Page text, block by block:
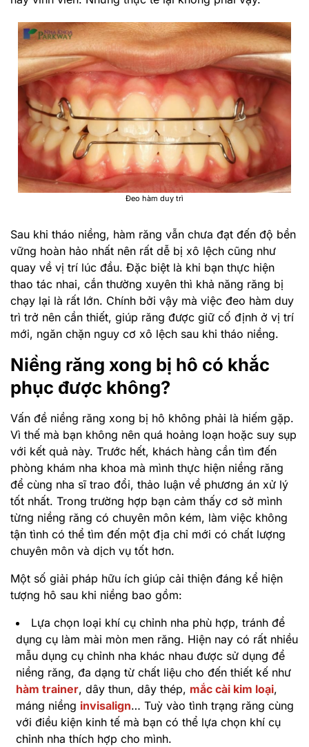
Đeo hàm duy trì
Sau khi tháo niềng, hàm răng vẫn chưa đạt đến độ bền
vững hoàn hảo nhất nên rất dễ bị xô lệch cũng như
quay về vị trí lúc đầu. Đặc biệt là khi bạn thực hiện
thao tác nhai, cắn thường xuyên thì khả năng răng bị
chạy lại là rất lớn. Chính bởi vậy mà việc đeo hàm duy
trì trở nên cần thiết, giúp răng được giữ cố định ở vị trí
mới, ngăn chặn nguy cơ xô lệch sau khi tháo niềng.
Niềng răng xong bị hô có khắc
phục được không?
Vấn đề niềng răng xong bị hô không phải là hiếm gặp.
Vì thế mà bạn không nên quá hoảng loạn hoặc suy sụp
với kết quả này. Trước hết, khách hàng cần tìm đến
phòng khám nha khoa mà mình thực hiện niềng răng
để cùng nha sĩ trao đổi, thảo luận về phương án xử lý
tốt nhất. Trong trường hợp bạn cảm thấy cơ sở mình
từng niềng răng có chuyên môn kém, làm việc không
tận tình có thể tìm đến một địa chỉ mới có chất lượng
chuyên môn và dịch vụ tốt hơn.
Một số giải pháp hữu ích giúp cải thiện đáng kể hiện
tượng hô sau khi niềng bao gồm:
Lựa chọn loại khí cụ chỉnh nha phù hợp, tránh để
dụng cụ làm mài mòn men răng. Hiện nay có rất nhiều
mẫu dụng cụ chỉnh nha khác nhau được sử dụng để
niềng răng, đa dạng từ chất liệu cho đến thiết kế như
hàm trainer, dây thun, dây thép, mắc cài kim loại,
máng niềng invisalign… Tuỳ vào tình trạng răng cùng
với điều kiện kinh tế mà bạn có thể lựa chọn khí cụ
chỉnh nha thích hợp cho mình.